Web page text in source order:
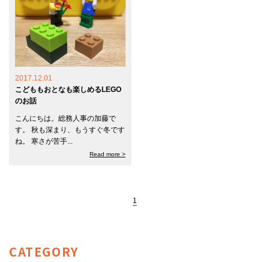
2017.12.01
こどももおとなも楽しめるLEGO
のお話
こんにちは。総務人事の加藤で
す。 秋も深まり、もうすぐ冬です
ね。 寒さが苦手...
Read more >
CATEGORY
1